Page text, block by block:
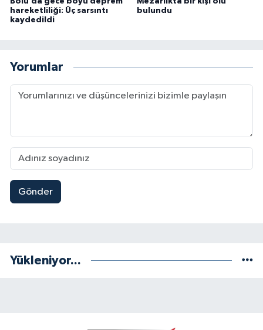
hareketliliği: Üç sarsıntı
kaydedildi
bulundu
Yorumlar
Gönder
Yükleniyor...